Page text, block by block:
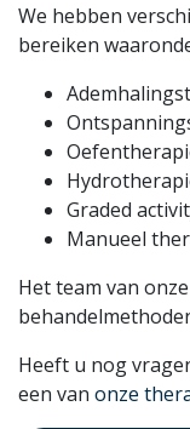
We hebben
bereiken
Graded
Manueel
Het team van
Heeft u nog
een van onze